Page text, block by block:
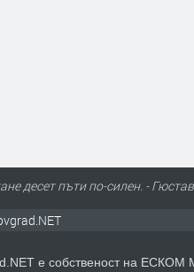
десет пъти по-силен. -
е собственост на